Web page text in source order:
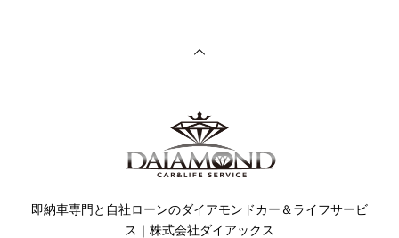
即納車専門と自社ローンのダイアモンドカー＆ライフサービ
ス｜株式会社ダイアックス